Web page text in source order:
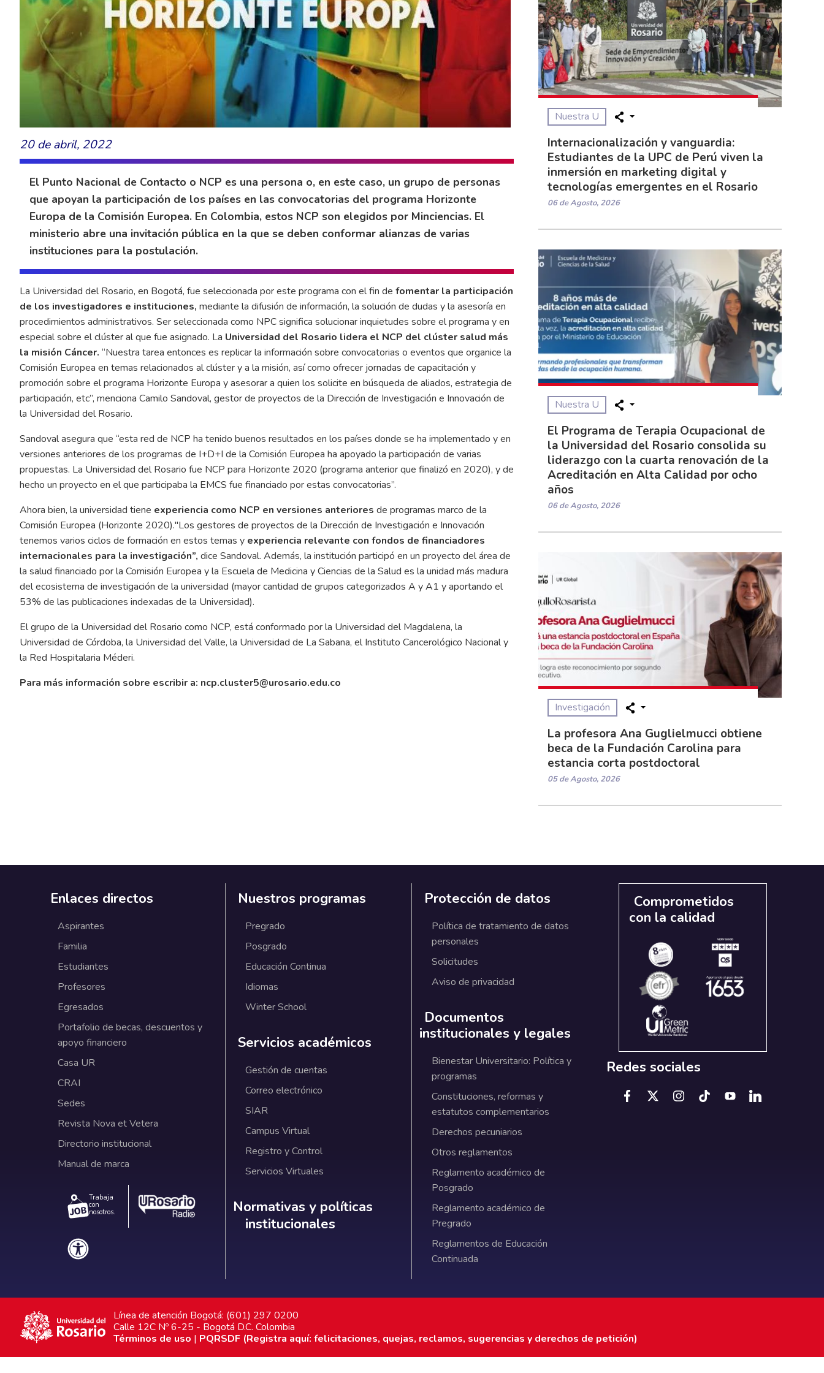
20 de abril, 2022
El Punto Nacional de Contacto o NCP es una persona o, en este caso, un grupo de personas
que apoyan la participación de los países en las convocatorias del programa Horizonte
Europa de la Comisión Europea. En Colombia, estos NCP son elegidos por Minciencias. El
ministerio abre una invitación pública en la que se deben conformar alianzas de varias
instituciones para la postulación.
La Universidad del Rosario, en Bogotá, fue seleccionada por este programa con el fin de fomentar la participación
de los investigadores e instituciones, mediante la difusión de información, la solución de dudas y la asesoría en
procedimientos administrativos. Ser seleccionada como NPC significa solucionar inquietudes sobre el programa y en
especial sobre el clúster al que fue asignado. La Universidad del Rosario lidera el NCP del clúster salud más
la misión Cáncer. “Nuestra tarea entonces es replicar la información sobre convocatorias o eventos que organice la
Comisión Europea en temas relacionados al clúster y a la misión, así como ofrecer jornadas de capacitación y
promoción sobre el programa Horizonte Europa y asesorar a quien los solicite en búsqueda de aliados, estrategia de
participación, etc”, menciona Camilo Sandoval, gestor de proyectos de la Dirección de Investigación e Innovación de
la Universidad del Rosario.
Sandoval asegura que “esta red de NCP ha tenido buenos resultados en los países donde se ha implementado y en
versiones anteriores de los programas de I+D+I de la Comisión Europea ha apoyado la participación de varias
propuestas. La Universidad del Rosario fue NCP para Horizonte 2020 (programa anterior que finalizó en 2020), y de
hecho un proyecto en el que participaba la EMCS fue financiado por estas convocatorias”.
Ahora bien, la universidad tiene experiencia como NCP en versiones anteriores de programas marco de la
Comisión Europea (Horizonte 2020)."Los gestores de proyectos de la Dirección de Investigación e Innovación
tenemos varios ciclos de formación en estos temas y experiencia relevante con fondos de financiadores
internacionales para la investigación”, dice Sandoval. Además, la institución participó en un proyecto del área de
la salud financiado por la Comisión Europea y la Escuela de Medicina y Ciencias de la Salud es la unidad más madura
del ecosistema de investigación de la universidad (mayor cantidad de grupos categorizados A y A1 y aportando el
53% de las publicaciones indexadas de la Universidad).
El grupo de la Universidad del Rosario como NCP, está conformado por la Universidad del Magdalena, la
Universidad de Córdoba, la Universidad del Valle, la Universidad de La Sabana, el Instituto Cancerológico Nacional y
la Red Hospitalaria Méderi.
Para más información sobre escribir a: ncp.cluster5@urosario.edu.co
Nuestra U
Internacionalización y vanguardia:
Estudiantes de la UPC de Perú viven la
inmersión en marketing digital y
tecnologías emergentes en el Rosario
06 de Agosto, 2026
Nuestra U
El Programa de Terapia Ocupacional de
la Universidad del Rosario consolida su
liderazgo con la cuarta renovación de la
Acreditación en Alta Calidad por ocho
años
06 de Agosto, 2026
Investigación
La profesora Ana Guglielmucci obtiene
beca de la Fundación Carolina para
estancia corta postdoctoral
05 de Agosto, 2026
Enlaces directos
Aspirantes
Familia
Estudiantes
Profesores
Egresados
Portafolio de becas, descuentos y
apoyo financiero
Casa UR
CRAI
Sedes
Revista Nova et Vetera
Directorio institucional
Manual de marca
Trabaja
con
nosotros.
Nuestros programas
Pregrado
Posgrado
Educación Continua
Idiomas
Winter School
Servicios académicos
Gestión de cuentas
Correo electrónico
SIAR
Campus Virtual
Registro y Control
Servicios Virtuales
Normativas y políticas institucionales
Normativas y políticas
institucionales
Protección de datos
Política de tratamiento de datos
personales
Solicitudes
Aviso de privacidad
Documentos
institucionales y legales
Bienestar Universitario: Política y
programas
Constituciones, reformas y
estatutos complementarios
Derechos pecuniarios
Otros reglamentos
Reglamento académico de
Posgrado
Reglamento académico de
Pregrado
Reglamentos de Educación
Continuada
Comprometidos
con la calidad
Redes sociales
Línea de atención Bogotá: (601) 297 0200
Calle 12C Nº 6-25 - Bogotá D.C. Colombia
Términos de uso | PQRSDF (Registra aquí: felicitaciones, quejas, reclamos, sugerencias y derechos de petición)